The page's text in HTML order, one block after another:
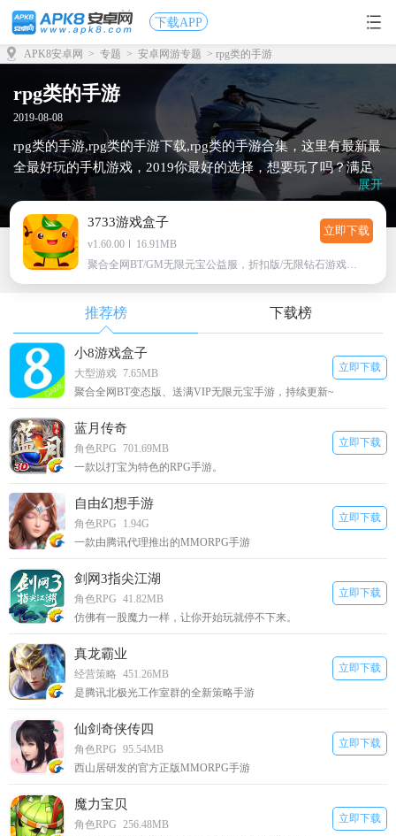
下载APP
APK8安卓网 > 专题 > 安卓网游专题 > rpg类的手游
rpg类的手游
2019-08-08
rpg类的手游,rpg类的手游下载,rpg类的手游合集，这里有最新最
全最好玩的手机游戏，2019你最好的选择，想要玩了吗？满足
你的欲望，快点拿起手机下载吧！
展开
3733游戏盒子
v1.60.00
16.91MB
聚合全网BT/GM无限元宝公益服，折扣版/无限钻石游戏下载
立即下载
推荐榜 下载榜
小8游戏盒子
大型游戏 7.65MB
聚合全网BT变态版、送满VIP无限元宝手游，持续更新~
立即下载
蓝月传奇
角色RPG
701.69MB
一款以打宝为特色的RPG手游。
立即下载
自由幻想手游
角色RPG
1.94G
一款由腾讯代理推出的MMORPG手游
立即下载
剑网3指尖江湖
角色RPG 41.82MB
仿佛有一股魔力一样，让你开始玩就停不下来。
立即下载
真龙霸业
经营策略 451.26MB
是腾讯北极光工作室群的全新策略手游
立即下载
仙剑奇侠传四
角色RPG 95.54MB
西山居研发的官方正版MMORPG手游
立即下载
魔力宝贝
角色RPG 256.48MB
立即下载